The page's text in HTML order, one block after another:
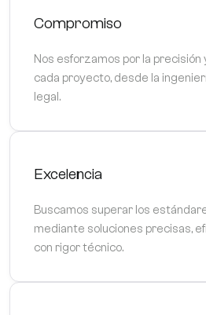
Compromiso
Nos esforzamos por la precisión
cada proyecto, desde la
legal.
Excelencia
Buscamos superar los
mediante soluciones precisas,
con rigor técnico.